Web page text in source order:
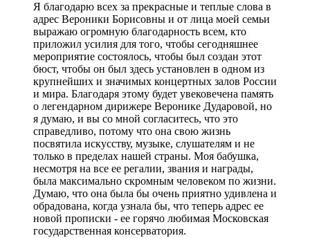
Я благодарю всех за прекрасные и теплые слова в
адрес Вероники Борисовны и от лица моей семьи
выражаю огромную благодарность всем, кто
приложил усилия для того, чтобы сегодняшнее
мероприятие состоялось, чтобы был создан этот
бюст, чтобы он был здесь установлен в одном из
крупнейших и значимых концертных залов России
и мира. Благодаря этому будет увековечена память
о легендарном дирижере Веронике Дударовой, но
я думаю, и вы со мной согласитесь, что это
справедливо, потому что она свою жизнь
посвятила искусству, музыке, слушателям и не
только в пределах нашей страны. Моя бабушка,
несмотря на все ее регалии, звания и награды,
была максимально скромным человеком по жизни.
Думаю, что она была бы очень приятно удивлена и
обрадована, когда узнала бы, что теперь адрес ее
новой прописки - ее горячо любимая Московская
государственная консерватория.